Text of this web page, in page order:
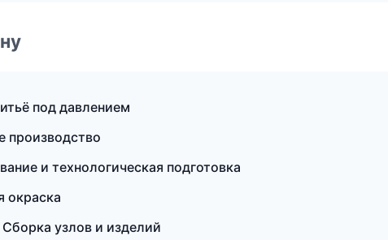
под давлением
производство
и технологическая подготовка
узлов и изделий